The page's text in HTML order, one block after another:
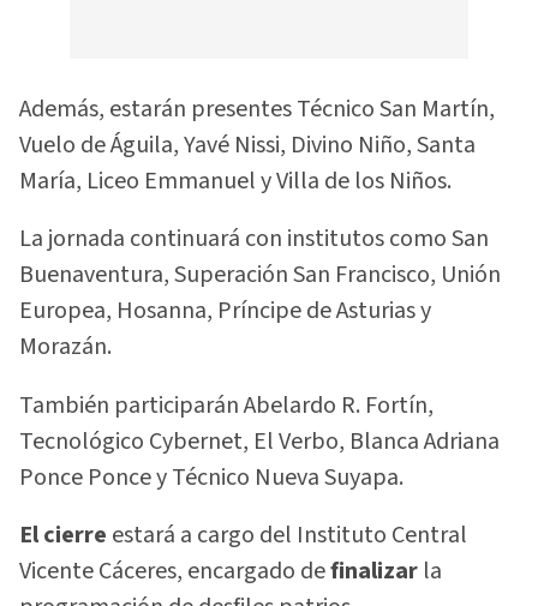
Además, estarán presentes Técnico San Martín,
Vuelo de Águila, Yavé Nissi, Divino Niño, Santa
María, Liceo Emmanuel y Villa de los Niños.
La jornada continuará con institutos como San
Buenaventura, Superación San Francisco, Unión
Europea, Hosanna, Príncipe de Asturias y
Morazán.
También participarán Abelardo R. Fortín,
Tecnológico Cybernet, El Verbo, Blanca Adriana
Ponce Ponce y Técnico Nueva Suyapa.
El cierre estará a cargo del Instituto Central
Vicente Cáceres, encargado definalizar la